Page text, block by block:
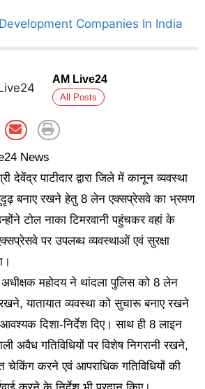
AM Live24
All Posts
News
देवेंद्र पाटीदार द्वारा जिले में कानून व्यवस्था
सुदृढ़ बनाए रखने हेतु 8 लेन एक्सप्रेसवे का भ्रमण
टोल नाका टिमरवानी पहुंचकर वहां के
पर उपलब्ध व्यवस्थाओं एवं सुरक्षा
अधीक्षक महोदय ने थांदला पुलिस को 8 लेन
यातायात व्यवस्था को सुचारू बनाए रखने
दिशा-निर्देश दिए। साथ ही 8 लाइन
अवैध गतिविधियों पर विशेष निगरानी रखने,
चेकिंग करने एवं आपराधिक गतिविधियों की